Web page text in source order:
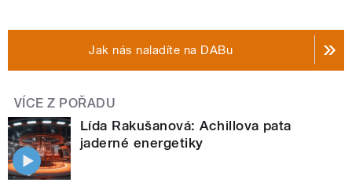
Jak nás naladíte na DABu
VÍCE Z POŘADU
Lída Rakušanová: Achillova pata
jaderné energetiky